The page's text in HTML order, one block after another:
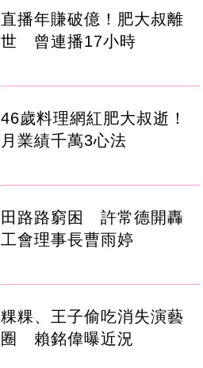
直播年賺破億！肥大叔離
世 曾連播17小時
46歲料理網紅肥大叔逝！
月業績千萬3心法
田路路窮困 許常德開轟
工會理事長曹雨婷
粿粿、王子偷吃消失演藝
圈 賴銘偉曝近況